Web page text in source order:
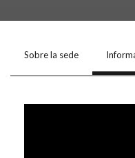
Sobre la sede